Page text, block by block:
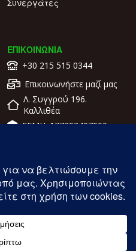
Συνεργάτες
ΕΠΙΚΟΙΝΩΝΙΑ
+30 215 515 0344
Επικοινωνήστε μαζί μας
Λ. Συγγρού 196.
Καλλιθέα
ΓΕΜΗ: 177203407000